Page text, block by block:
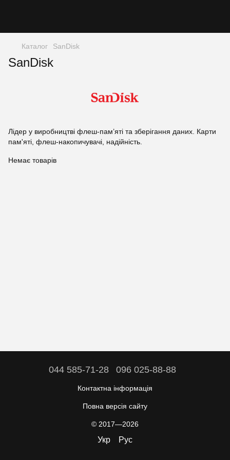
Каталог SanDisk
SanDisk
Лідер у виробництві флеш-пам’яті та зберігання даних. Карти
пам'яті, флеш-накопичувачі, надійність.
Немає товарів
044 585-71-28 096 025-88-88
Контактна інформація
Повна версія сайту
© 2017—2026
Укр Рус